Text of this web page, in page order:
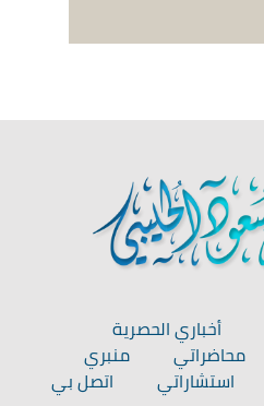
أخباري الحصرية
محاضراتي
منبري
استشاراتي اتصل بي